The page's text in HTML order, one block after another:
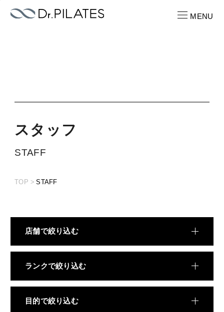
ス タ ッ フ
STAFF
TOP STAFF
店舗で絞り込む
ランクで絞り込む
目的で絞り込む
PRICE
REVIEW
COLUMN
MENU